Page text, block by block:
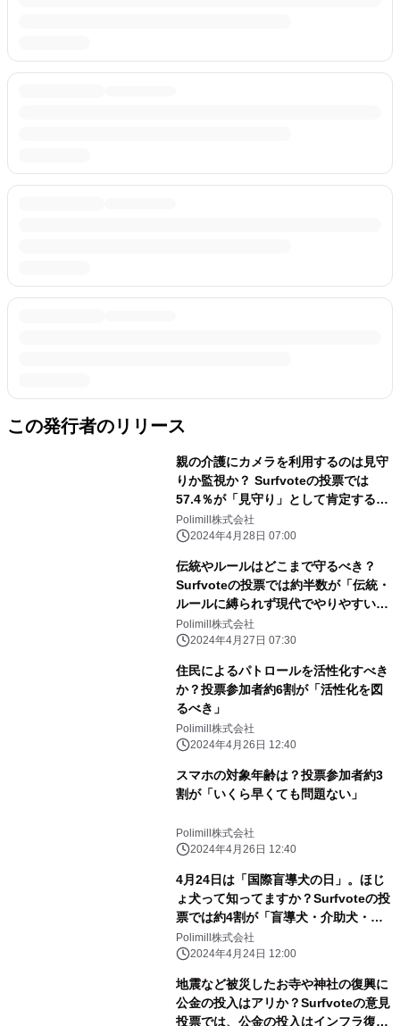
この発行者のリリース
親の介護にカメラを利用するのは見守
りか監視か？ Surfvoteの投票では
57.4％が「見守り」として肯定する一
方、31.1％は親子の関係性によっては
「監視になる」として心配する声が寄
Polimill株式会社
2024年4月28日 07:00
伝統やルールはどこまで守るべき？
Surfvoteの投票では約半数が「伝統・
ルールに縛られず現代でやりやすい・
楽しみやすいかたちに変える方がよ
い」と回答。「伝統やルールをできる
Polimill株式会社
2024年4月27日 07:30
住民によるパトロールを活性化すべき
か？投票参加者約6割が「活性化を図
るべき」
Polimill株式会社
2024年4月26日 12:40
スマホの対象年齢は？投票参加者約3
割が「いくら早くても問題ない」
Polimill株式会社
2024年4月26日 12:40
4月24日は「国際盲導犬の日」。ほじ
ょ犬って知ってますか？Surfvoteの投
票では約4割が「盲導犬・介助犬・聴
導犬と3つのタイプがいたこと」を知
らなかったと回答。
Polimill株式会社
2024年4月24日 12:00
地震など被災したお寺や神社の復興に
公金の投入はアリか？Surfvoteの意見
投票では、公金の投入はインフラ復旧